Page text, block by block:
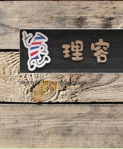
Welcome to our homepage